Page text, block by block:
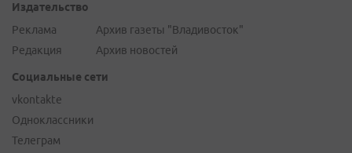
Издательство
Реклама
Редакция
Архив газеты "Владивосток"
Архив новостей
Социальные сети
vkontakte
Одноклассники
Телеграм